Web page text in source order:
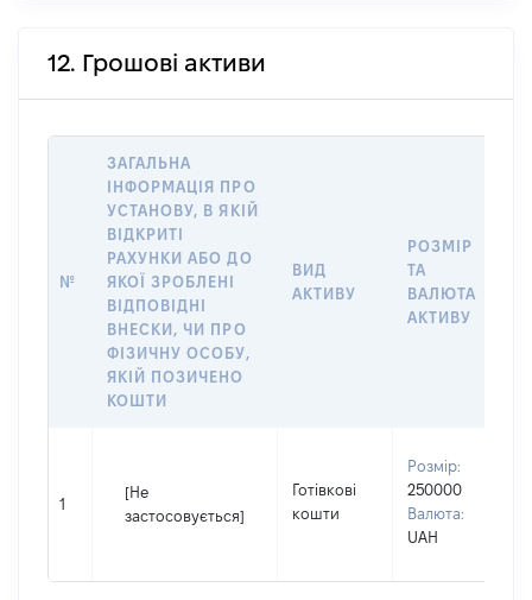
12. Грошові активи
№
ЗАГАЛЬНА
ІНФОРМАЦІЯ ПРО
УСТАНОВУ, В ЯКІЙ
ВІДКРИТІ
РАХУНКИ АБО ДО
ЯКОЇ ЗРОБЛЕНІ
ВІДПОВІДНІ
ВНЕСКИ, ЧИ ПРО
ФІЗИЧНУ ОСОБУ,
ЯКІЙ ПОЗИЧЕНО
КОШТИ
ВИД
АКТИВУ
РОЗМІР
ТА
ВАЛЮТА
АКТИВУ
1
[Не
застосовується]
Готівкові
кошти
Розмір:
250000
Валюта:
UAH